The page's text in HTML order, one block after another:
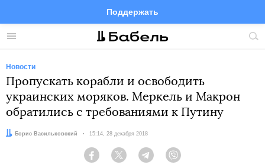
Меню
Поддержать
FacebookTelegramTwitter
Новости
Пропускать корабли и освободить
украинских моряков. Меркель и Макрон
обратились с требованиями к Путину
Автор:Борис Васильковский Дата:
15:14, 28 декабря 2018
Facebook Twitter Telegram